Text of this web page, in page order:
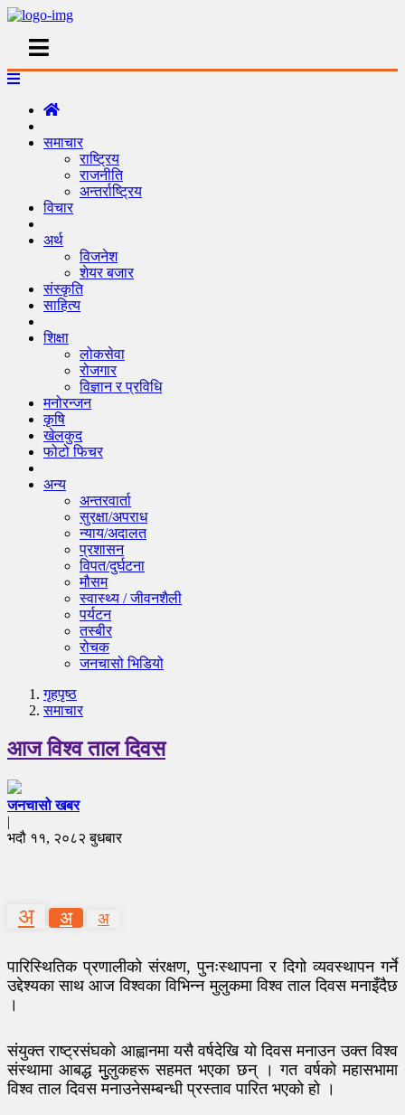
समाचार
राष्ट्रिय
राजनीति
अन्तर्राष्ट्रिय
विचार
अर्थ
विजनेश
शेयर बजार
संस्कृति
साहित्य
शिक्षा
लोकसेवा
रोजगार
विज्ञान र प्रविधि
मनोरन्जन
कृषि
खेलकुद
फोटो फिचर
अन्य
अन्तरवार्ता
सुरक्षा/अपराध
न्याय/अदालत
प्रशासन
विपत/दुर्घटना
मौसम
स्वास्थ्य / जीवनशैली
पर्यटन
तस्बीर
रोचक
जनचासो भिडियो
गृहपृष्‍ठ
समाचार
आज विश्व ताल दिवस
जनचासो खबर
|
भदौ ११, २०८२ बुधबार
अ अ अ
पारिस्थितिक प्रणालीको संरक्षण, पुनःस्थापना र दिगो व्यवस्थापन गर्ने
उद्देश्यका साथ आज विश्वका विभिन्न मुलुकमा विश्व ताल दिवस मनाइँदैछ
।
संयुक्त राष्ट्रसंघको आह्वानमा यसै वर्षदेखि यो दिवस मनाउन उक्त विश्व
संस्थामा आबद्ध मुुलुकहरू सहमत भएका छन् । गत वर्षको महासभामा
विश्व ताल दिवस मनाउनेसम्बन्धी प्रस्ताव पारित भएको हो ।